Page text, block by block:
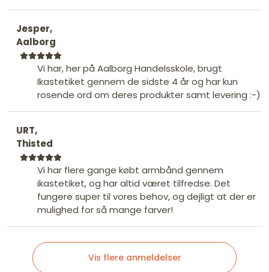
Jesper,
Aalborg
Vi har, her på Aalborg Handelsskole, brugt
Ikastetiket gennem de sidste 4 år og har kun
rosende ord om deres produkter samt levering :-)
URT,
Thisted
Vi har flere gange købt armbånd gennem
ikastetiket, og har altid været tilfredse. Det
fungere super til vores behov, og dejligt at der er
mulighed for så mange farver!
Vis flere anmeldelser